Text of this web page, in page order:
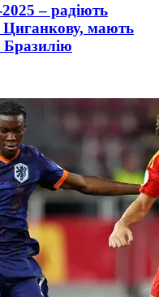
– радіють
Циганкову, мають